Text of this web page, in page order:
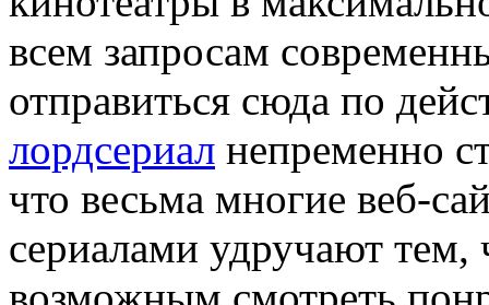
всем запросам
отправиться сюда по
лордсериал непременно
что весьма многие веб-
сериалами удручают тем,